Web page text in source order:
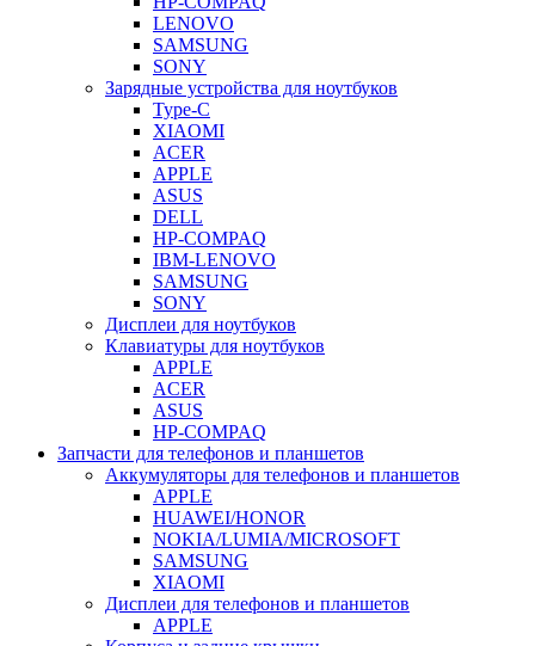
LENOVO
SAMSUNG
SONY
Зарядные устройства для ноутбуков
Type-C
XIAOMI
ACER
APPLE
ASUS
DELL
HP-COMPAQ
IBM-LENOVO
SAMSUNG
SONY
Дисплеи для ноутбуков
Клавиатуры для ноутбуков
APPLE
ACER
ASUS
HP-COMPAQ
Запчасти для телефонов и планшетов
Аккумуляторы для телефонов и планшетов
APPLE
HUAWEI/HONOR
NOKIA/LUMIA/MICROSOFT
SAMSUNG
XIAOMI
Дисплеи для телефонов и планшетов
APPLE